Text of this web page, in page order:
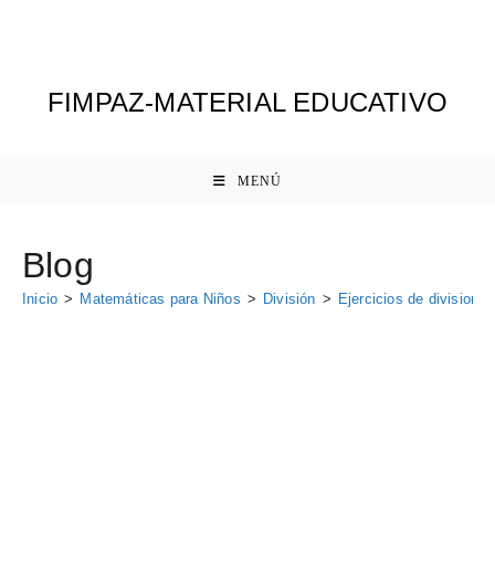
FIMPAZ-MATERIAL EDUCATIVO
MENÚ
Blog
Inicio > Matemáticas para Niños > División > Ejercicios de